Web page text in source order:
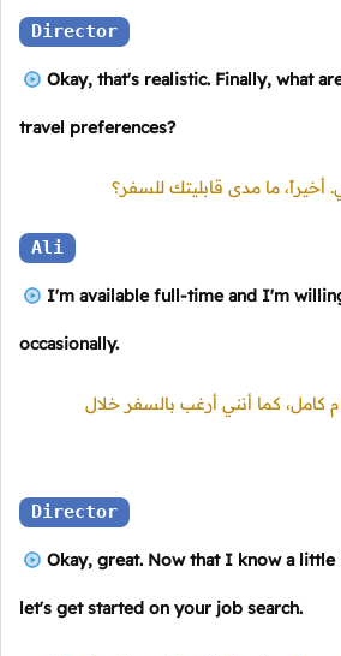
Director
Okay, that's realistic. Finally, what
travel preferences?
أخيراً، ما مدى قابليتك للسفر؟
Ali
I'm available full-time and I'm
occasionally.
كامل، كما أنني أرغب بالسفر خلال
Director
Okay, great. Now that I know a
let's get started on your job search.